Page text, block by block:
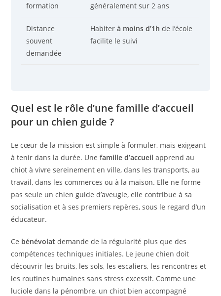
formation
généralement sur 2 ans
Distance
souvent
demandée
Habiterà moins d’1h de l’école
facilite le suivi
Quel est le rôle d’une famille d’accueil
pour un chien guide ?
Le cœur de la mission est simple à formuler, mais exigeant
à tenir dans la durée. Unefamille d’accueil apprend au
chiot à vivre sereinement en ville, dans les transports, au
travail, dans les commerces ou à la maison. Elle ne forme
pas seule un chien guide d’aveugle, elle contribue à sa
socialisation et à ses premiers repères, sous le regard d’un
éducateur.
Ce bénévolatdemande de la régularité plus que des
compétences techniques initiales. Le jeune chien doit
découvrir les bruits, les sols, les escaliers, les rencontres et
les routines humaines sans stress excessif. Comme une
luciole dans la pénombre, un chiot bien accompagné